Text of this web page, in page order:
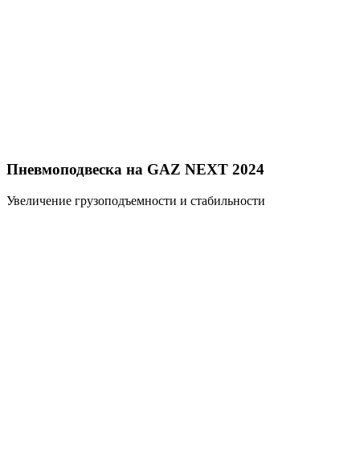
Пневмоподвеска на GAZ NEXT 2024
Увеличение грузоподъемности и стабильности